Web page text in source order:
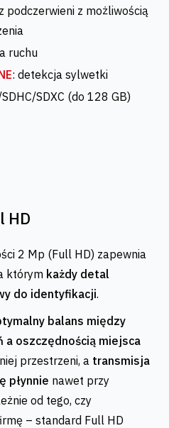
podczerwieni z możliwością
ruchu
: detekcja sylwetki
SDXC (do 128 GB)
HD
2 Mp (Full HD) zapewnia
którym każdy detal
do identyfikacji.
balans między
a oszczędnością miejsca
przestrzeni, a transmisja
płynnie nawet przy
od tego, czy
– standard Full HD